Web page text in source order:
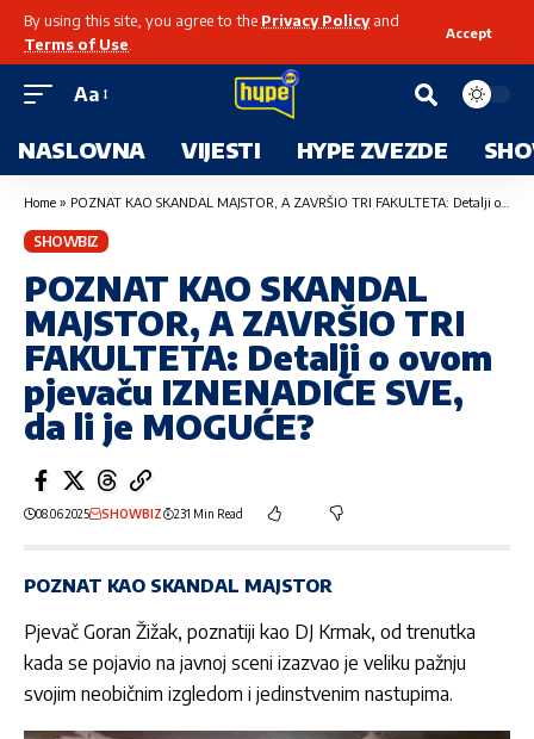
By using this site, you agree to the Privacy Policyand
Terms of Use
Accept
Aa
NASLOVNA VIJESTI HYPE ZVEZDE
Home » POZNAT KAO SKANDAL MAJSTOR, A ZAVRŠIO TRI FAKULTETA: Detalji o ovom pjevaču IZNENADIĆE SVE, da li je MOGUĆE?
SHOWBIZ
POZNAT KAO SKANDAL
MAJSTOR, A ZAVRŠIO TRI
FAKULTETA: Detalji o ovom
pjevaču IZNENADIĆE SVE,
da li je MOGUĆE?
08.06.2025 SHOWBIZ 231 Min Read
POZNAT KAO SKANDAL MAJSTOR
Pjevač Goran Žižak, poznatiji kao DJ Krmak, od trenutka
kada se pojavio na javnoj sceni izazvao je veliku pažnju
svojim neobičnim izgledom i jedinstvenim nastupima.